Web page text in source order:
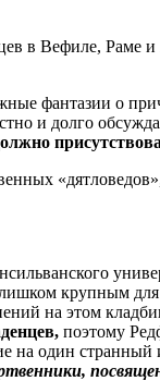
в Вефиле, Раме и
фантазии о
и долго
крупным
на этом
поэтому
на один